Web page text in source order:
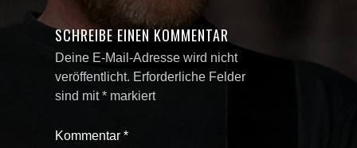
SCHREIBE EINEN KOMMENTAR
Deine E-Mail-Adresse wird nicht
veröffentlicht. Erforderliche Felder
sind mit* markiert
Kommentar *